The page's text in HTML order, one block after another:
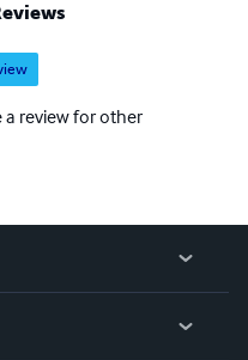
a review for other